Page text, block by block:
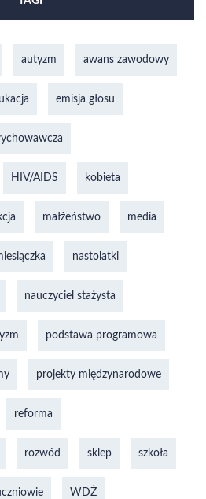
autyzm awans zawodowy
emisja głosu
HIV/AIDS kobieta
małżeństwo media
nastolatki
nauczyciel stażysta
podstawa programowa
projekty międzynarodowe
reforma
rozwód sklep szkoła
WDŻ